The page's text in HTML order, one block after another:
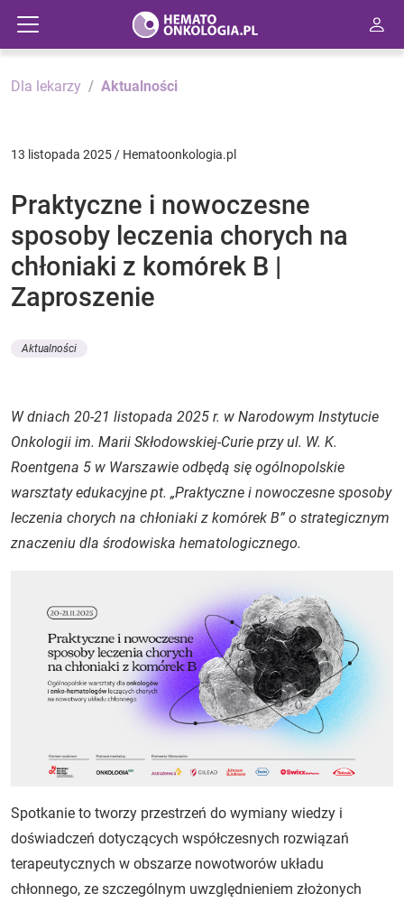
Dla lekarzy Aktualności
13 listopada 2025 / Hematoonkologia.pl
Praktyczne i nowoczesne
sposoby leczenia chorych na
chłoniaki z komórek B |
Zaproszenie
Aktualności
W dniach 20-21 listopada 2025 r. w Narodowym Instytucie
Onkologii im. Marii Skłodowskiej-Curie przy ul. W. K.
Roentgena 5 w Warszawie odbędą się ogólnopolskie
warsztaty edukacyjne pt. „Praktyczne i nowoczesne sposoby
leczenia chorych na chłoniaki z komórek B” o strategicznym
znaczeniu dla środowiska hematologicznego.
Spotkanie to tworzy przestrzeń do wymiany wiedzy i
doświadczeń dotyczących współczesnych rozwiązań
terapeutycznych w obszarze nowotworów układu
chłonnego, ze szczególnym uwzględnieniem złożonych